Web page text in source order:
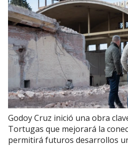
Godoy Cruz inició una obra
Tortugas que mejorará la
permitirá futuros desarrollos